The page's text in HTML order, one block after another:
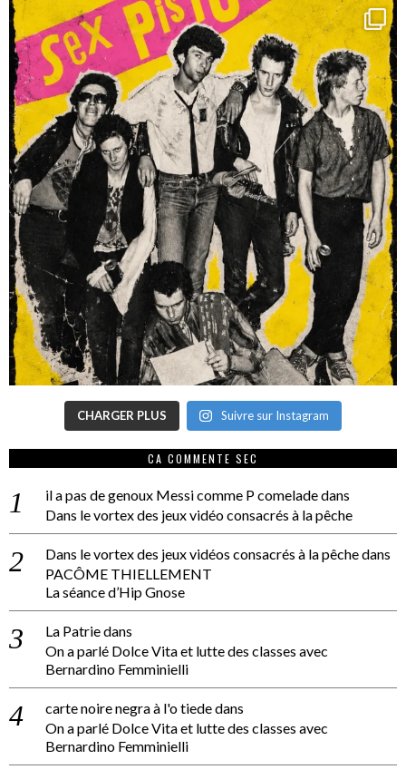
CHARGER PLUS Suivre sur Instagram
CA COMMENTE SEC
il a pas de genoux Messi comme P comeladedans
Dans le vortex des jeux vidéo consacrés à la pêche
Dans le vortex des jeux vidéos consacrés à la pêchedans
PACÔME THIELLEMENT
La séance d’Hip Gnose
La Patriedans
On a parlé Dolce Vita et lutte des classes avec
Bernardino Femminielli
carte noire negra à l'o tiededans
On a parlé Dolce Vita et lutte des classes avec
Bernardino Femminielli